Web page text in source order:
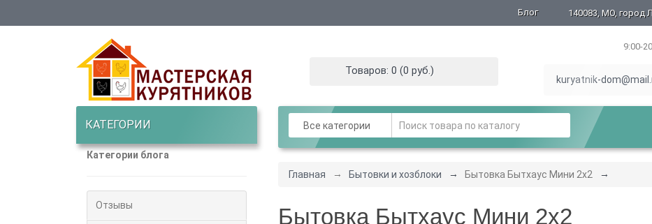
Блог 140083, МО, город
9:00-
kuryatnik-
Товаров: 0 (0 руб.)
КАТЕГОРИИ Все категории
Категории блога
Отзывы
Главная Бытовки и хозблоки Бытовка Бытхаус Мини 2х2
Бытовка Бытхаус Мини 2х2